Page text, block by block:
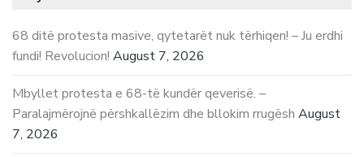
68 ditë protesta masive, qytetarët nuk tërhiqen! – Ju erdhi
fundi! Revolucion! August 7, 2026
Mbyllet protesta e 68-të kundër qeverisë. –
Paralajmërojnë përshkallëzim dhe bllokim rrugësh August
7, 2026